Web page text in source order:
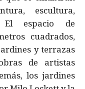
escultura,
El espacio de
cuadrados,
y terrazas
de artistas
los jardines